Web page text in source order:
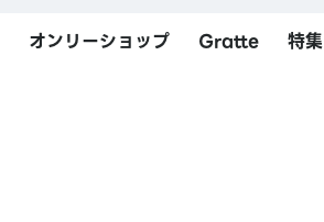
オンリーショップ Gratte 特集